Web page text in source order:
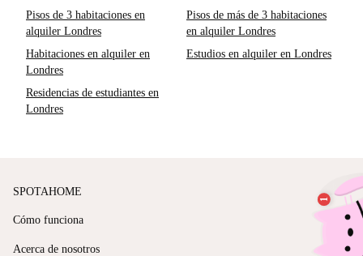
Pisos de 3 habitaciones en
alquiler Londres
Pisos de más de 3 habitaciones
en alquiler Londres
Habitaciones en alquiler en
Londres
Estudios en alquiler en Londres
Residencias de estudiantes en
Londres
SPOTAHOME
Cómo funciona
Acerca de nosotros